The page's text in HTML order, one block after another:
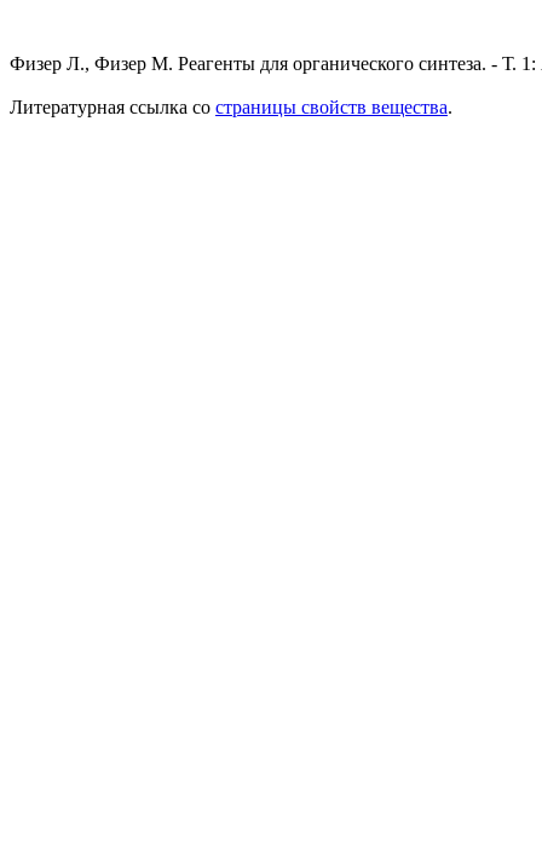
Физер Л., Физер М. Реагенты для органического синтеза. - Т.
Литературная ссылка со страницы свойств вещества.